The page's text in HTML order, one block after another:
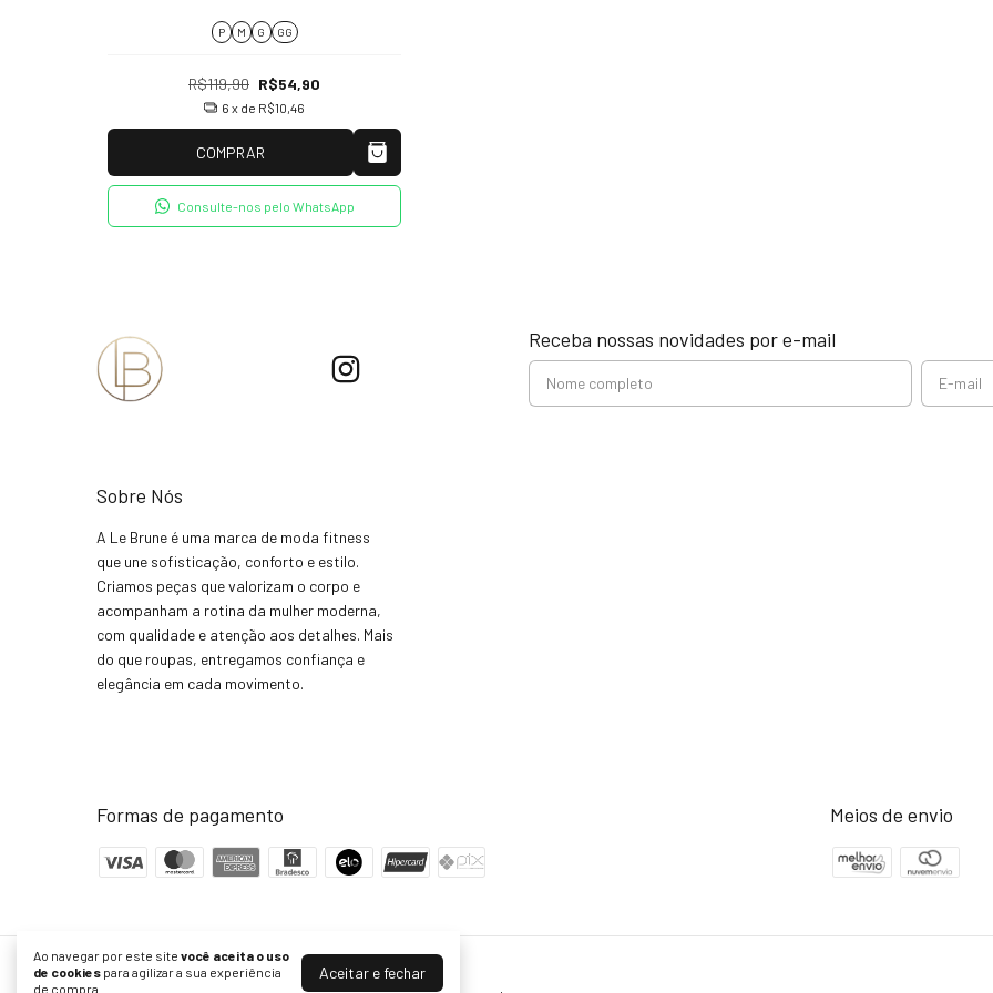
Ao navegar por este site você aceita o uso
de cookies para agilizar a sua experiência
de compra.
Aceitar e fechar
P M G GG
R$119,90 R$54,90
6 x de R$10,46
COMPRAR
Consulte-nos pelo WhatsApp
Receba nossas novidades por e-mail
Sobre Nós
A Le Brune é uma marca de moda fitness
que une sofisticação, conforto e estilo.
Criamos peças que valorizam o corpo e
acompanham a rotina da mulher moderna,
com qualidade e atenção aos detalhes. Mais
do que roupas, entregamos confiança e
elegância em cada movimento.
Formas de pagamento Meios de envio
Le Brune oficial